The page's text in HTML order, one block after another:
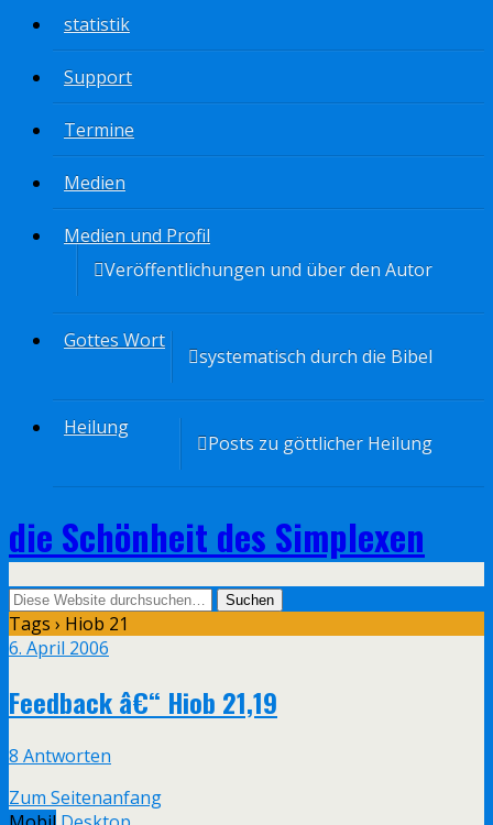
statistik
Support
Termine
Medien
Medien und Profil
Veröffentlichungen und über den Autor
Gottes Wort
systematisch durch die Bibel
Heilung
Posts zu göttlicher Heilung
die Schönheit des Simplexen
Tags › Hiob 21
6. April 2006
Feedback â€“ Hiob 21,19
8 Antworten
Zum Seitenanfang